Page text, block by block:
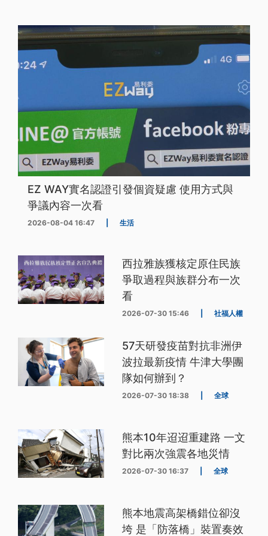
EZ WAY實名認證引發個資疑慮 使用方式與
爭議內容一次看
2026-08-04 16:47 生活
西拉雅族獲核定原住民族
爭取過程與族群分布一次
看
2026-07-30 15:46 社福人權
57天研發疫苗對抗非洲伊
波拉最新疫情 牛津大學團
隊如何辦到？
2026-07-30 18:38 全球
熊本10年迢迢重建路 一文
對比兩次強震各地災情
2026-07-30 16:37 全球
熊本地震高架橋錯位卻沒
垮 是「防落橋」裝置奏效